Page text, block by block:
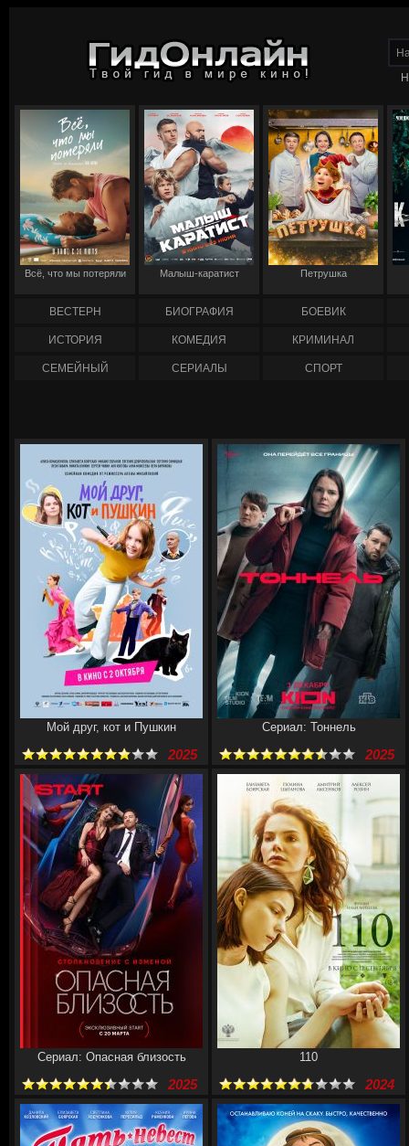
Всё, что мы потеряли Малыш-каратист Петрушка
ВЕСТЕРН БИОГРАФИЯ БОЕВИК
ИСТОРИЯ КОМЕДИЯ КРИМИНАЛ
СЕМЕЙНЫЙ СЕРИАЛЫ СПОРТ
Мой друг, кот и Пушкин
2025
Сериал: Тоннель
2025
Сериал: Опасная близость
2025
110
2024